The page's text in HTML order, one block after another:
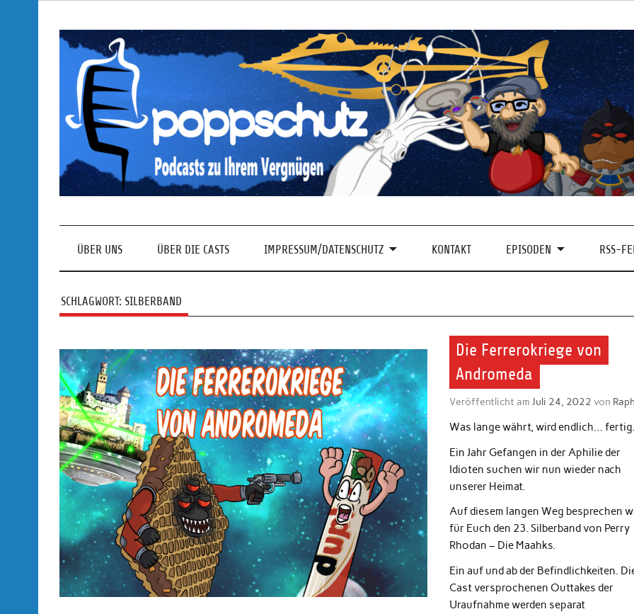
Podcasts zu Ihrem Vergnügen
ÜBER UNS ÜBER DIE CASTS IMPRESSUM/DATENSCHUTZ KONTAKT EPISODEN RSS-
SCHLAGWORT: SILBERBAND
Die Ferrerokriege von
Andromeda
Veröffentlicht am Juli 24, 2022 von
Was lange währt, wird endlich… fertig.
Ein Jahr Gefangen in der Aphilie der
Idioten suchen wir nun wieder nach
unserer Heimat.
Auf diesem langen Weg besprechen
für Euch den 23. Silberband von Perry
Rhodan – Die Maahks.
Ein auf und ab der Befindlichkeiten.
Cast versprochenen Outtakes der
Uraufnahme werden separat